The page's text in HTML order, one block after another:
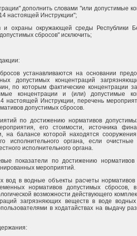
дополнить словами "или допустимые
настоящей Инструкции";
и охраны окружающей среды Республики
сбросов" исключить;
устанавливаются на основании
допустимых концентраций
по которым фактические концентрации
концентрации и (или) допустимые
настоящей Инструкции, перечень
допустимых сбросов.
по достижению нормативов
его стоимости, источника
на балансе которой находятся
исполнительного органа, если очистные
исполнительного органа.
показатели по достижению нормативов
мероприятий.
вод в водные объекты расчеты нормативов
нормативов допустимых сбросов,
возможности действующего
загрязняющих веществ в воде
в ходатайствах на выдачу